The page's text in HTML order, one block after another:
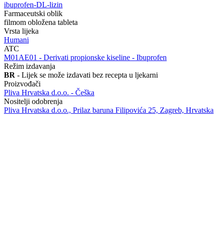
ibuprofen-DL-lizin
Farmaceutski oblik
filmom obložena tableta
Vrsta lijeka
Humani
ATC
‍M01AE01 - Derivati propionske kiseline - Ibuprofen
Režim izdavanja
BR - Lijek se može izdavati bez recepta u ljekarni
Proizvođači
Pliva Hrvatska d.o.o. - Češka
Nositelji odobrenja
Pliva Hrvatska d.o.o., Prilaz baruna Filipovića 25, Zagreb, Hrvatska